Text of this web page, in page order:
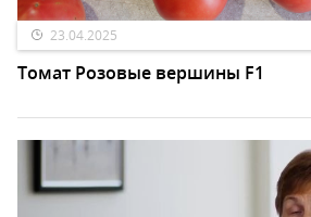
23.04.2025
Томат Розовые вершины F1